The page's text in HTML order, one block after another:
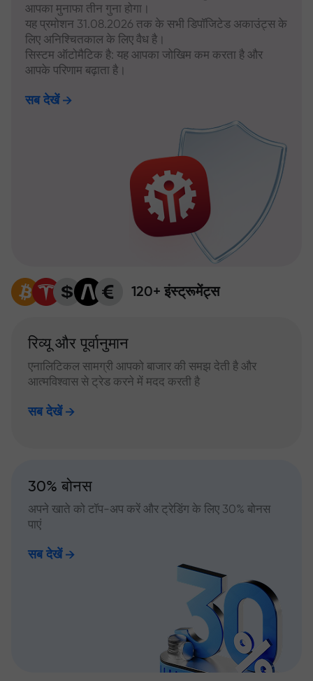
आपका मुनाफा तीन गुना होगा।
यह प्रमोशन 31.08.2026 तक के सभी डिपॉजिटेड अकाउंट्स के
लिए अनिश्चितकाल के लिए वैध है।
सिस्टम ऑटोमैटिक है: यह आपका जोखिम कम करता है और
आपके परिणाम बढ़ाता है।
सब देखें
120+ इंस्ट्रूमेंट्स
रिव्यू और पूर्वानुमान
एनालिटिकल सामग्री आपको बाजार की समझ देती है और
आत्मविश्वास से ट्रेड करने में मदद करती है
सब देखें
30% बोनस
अपने खाते को टॉप-अप करें और ट्रेडिंग के लिए 30% बोनस
पाएं
सब देखें